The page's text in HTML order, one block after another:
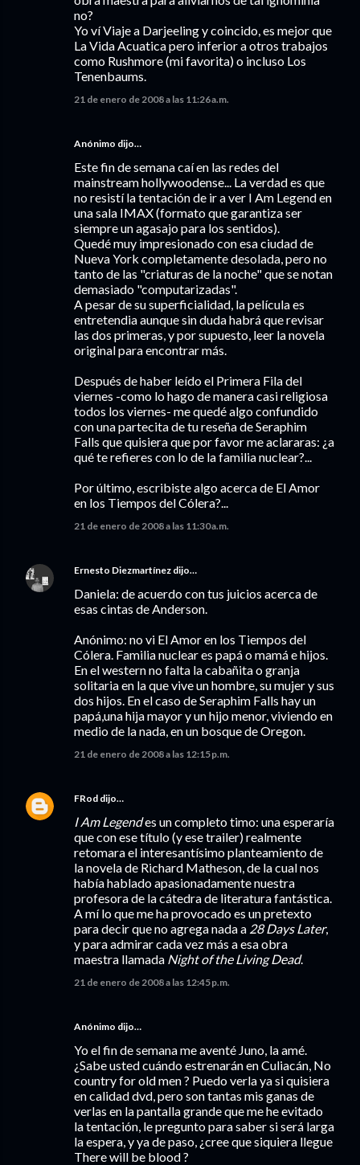
no?
Yo ví Viaje a Darjeeling y coincido, es mejor que
La Vida Acuatica pero inferior a otros trabajos
como Rushmore (mi favorita) o incluso Los
Tenenbaums.
21 de enero de 2008 a las 11:26 a.m.
Anónimo dijo…
Este fin de semana caí en las redes del
mainstream hollywoodense... La verdad es que
no resistí la tentación de ir a ver I Am Legend en
una sala IMAX (formato que garantiza ser
siempre un agasajo para los sentidos).
Quedé muy impresionado con esa ciudad de
Nueva York completamente desolada, pero no
tanto de las "criaturas de la noche" que se notan
demasiado "computarizadas".
A pesar de su superficialidad, la película es
entretendia aunque sin duda habrá que revisar
las dos primeras, y por supuesto, leer la novela
original para encontrar más.
Después de haber leído el Primera Fila del
viernes -como lo hago de manera casi religiosa
todos los viernes- me quedé algo confundido
con una partecita de tu reseña de Seraphim
Falls que quisiera que por favor me aclararas: ¿a
qué te refieres con lo de la familia nuclear?...
Por último, escribiste algo acerca de El Amor
en los Tiempos del Cólera?...
21 de enero de 2008 a las 11:30 a.m.
Ernesto Diezmartínez dijo…
Daniela: de acuerdo con tus juicios acerca de
esas cintas de Anderson.
Anónimo: no vi El Amor en los Tiempos del
Cólera. Familia nuclear es papá o mamá e hijos.
En el western no falta la cabañita o granja
solitaria en la que vive un hombre, su mujer y sus
dos hijos. En el caso de Seraphim Falls hay un
papá,una hija mayor y un hijo menor, viviendo en
medio de la nada, en un bosque de Oregon.
21 de enero de 2008 a las 12:15 p.m.
FRod dijo…
I Am Legendes un completo timo: una esperaría
que con ese título (y ese trailer) realmente
retomara el interesantísimo planteamiento de
la novela de Richard Matheson, de la cual nos
había hablado apasionadamente nuestra
profesora de la cátedra de literatura fantástica.
A mí lo que me ha provocado es un pretexto
para decir que no agrega nada a 28 Days Later,
y para admirar cada vez más a esa obra
maestra llamada Night of the Living Dead.
21 de enero de 2008 a las 12:45 p.m.
Anónimo dijo…
Yo el fin de semana me aventé Juno, la amé.
¿Sabe usted cuándo estrenarán en Culiacán, No
country for old men ? Puedo verla ya si quisiera
en calidad dvd, pero son tantas mis ganas de
verlas en la pantalla grande que me he evitado
la tentación, le pregunto para saber si será larga
la espera, y ya de paso, ¿cree que siquiera llegue
There will be blood ?